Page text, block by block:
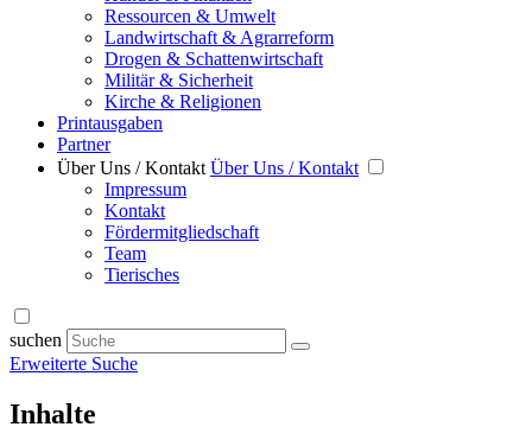
Ressourcen & Umwelt
Landwirtschaft & Agrarreform
Drogen & Schattenwirtschaft
Militär & Sicherheit
Kirche & Religionen
Printausgaben
Partner
Über Uns / Kontakt Über Uns / Kontakt
Impressum
Kontakt
Fördermitgliedschaft
Team
Tierisches
suchen
Erweiterte Suche
Inhalte